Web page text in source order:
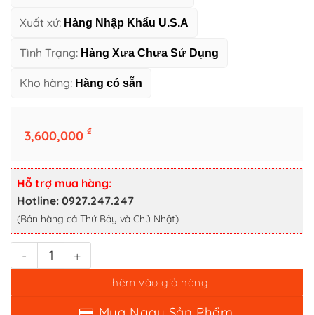
Xuất xứ: Hàng Nhập Khẩu U.S.A
Tình Trạng: Hàng Xưa Chưa Sử Dụng
Kho hàng: Hàng có sẵn
3,600,000 ₫
Hỗ trợ mua hàng:
Hotline: 0927.247.247
(Bán hàng cả Thứ Bảy và Chủ Nhật)
Mua Ngay Sản Phẩm